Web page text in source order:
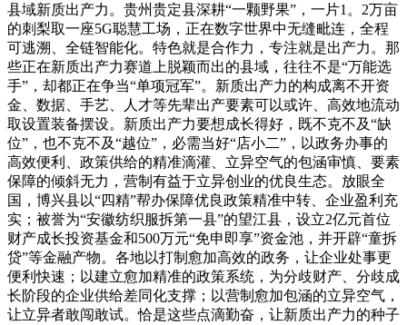
县域新质出产力。贵州贵定县深耕“一颗野果”，一片1。2万亩
的刺梨取一座5G聪慧工场，正在数字世界中无缝毗连，全程
可逃溯、全链智能化。特色就是合作力，专注就是出产力。那
些正在新质出产力赛道上脱颖而出的县域，往往不是“万能选
手”，却都正在争当“单项冠军”。新质出产力的构成离不开资
金、数据、手艺、人才等先辈出产要素可以或许、高效地流动
取设置装备摆设。新质出产力要想成长得好，既不克不及“缺
位”，也不克不及“越位”，必需当好“店小二”，以政务办事的
高效便利、政策供给的精准滴灌、立异空气的包涵审慎、要素
保障的倾斜无力，营制有益于立异创业的优良生态。放眼全
国，博兴县以“四精”帮办保障优良政策精准中转、企业盈利充
实；被誉为“安徽纺织服拆第一县”的望江县，设立2亿元首位
财产成长投资基金和500万元“免申即享”资金池，并开辟“童拆
贷”等金融产物。各地以打制愈加高效的政务，让企业处事更
便利快速；以建立愈加精准的政策系统，为分歧财产、分歧成
长阶段的企业供给差同化支撑；以营制愈加包涵的立异空气，
让立异者敢闯敢试。恰是这些点滴勤奋，让新质出产力的种子